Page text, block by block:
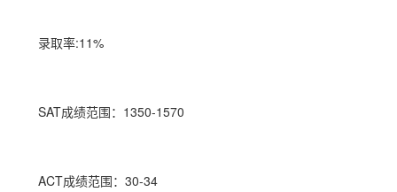
录取率:11%
SAT成绩范围：1350-1570
ACT成绩范围：30-34